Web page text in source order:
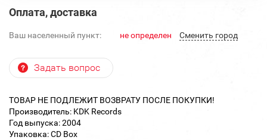
Оплата, доставка
Ваш населенный пункт: не определен Cменить город
Задать вопрос
ТОВАР НЕ ПОДЛЕЖИТ ВОЗВРАТУ ПОСЛЕ ПОКУПКИ!
Производитель: KDK Records
Год выпуска: 2004
Упаковка: CD Box